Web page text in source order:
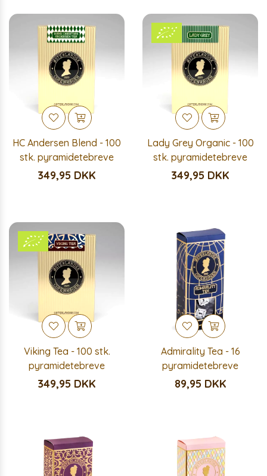
HC Andersen Blend - 100
stk. pyramidetebreve
349,95 DKK
Lady Grey Organic - 100
stk. pyramidetebreve
349,95 DKK
Viking Tea - 100 stk.
pyramidetebreve
349,95 DKK
Admirality Tea - 16
pyramidetebreve
89,95 DKK